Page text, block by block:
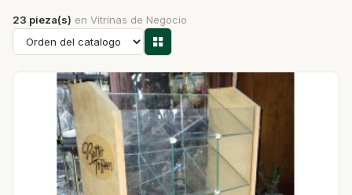
23 pieza(s) en Vitrinas de Negocio